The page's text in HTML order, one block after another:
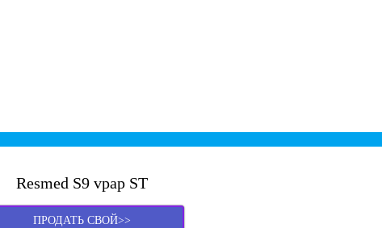
Resmed S9 vpap ST
ПРОДАТЬ СВОЙ>>